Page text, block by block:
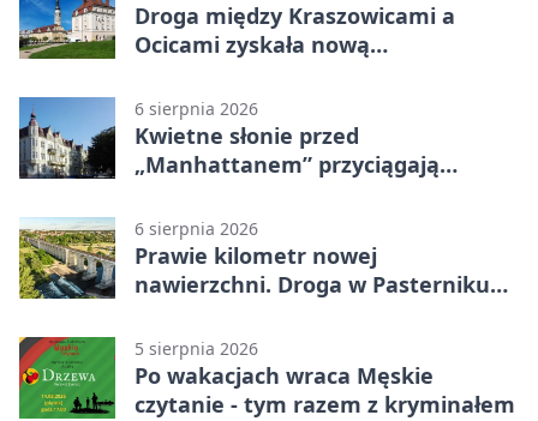
Droga między Kraszowicami a
Ocicami zyskała nową
6 sierpnia 2026
Kwietne słonie przed
„Manhattanem” przyciągają
6 sierpnia 2026
Prawie kilometr nowej
nawierzchni. Droga w Pasterniku
5 sierpnia 2026
Po wakacjach wraca Męskie
czytanie - tym razem z kryminałem